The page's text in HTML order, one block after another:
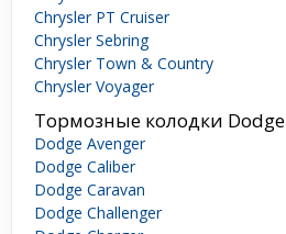
Chrysler PT Cruiser
Chrysler Sebring
Chrysler Town & Country
Chrysler Voyager
Тормозные колодки Dodge
Dodge Avenger
Dodge Caliber
Dodge Caravan
Dodge Challenger